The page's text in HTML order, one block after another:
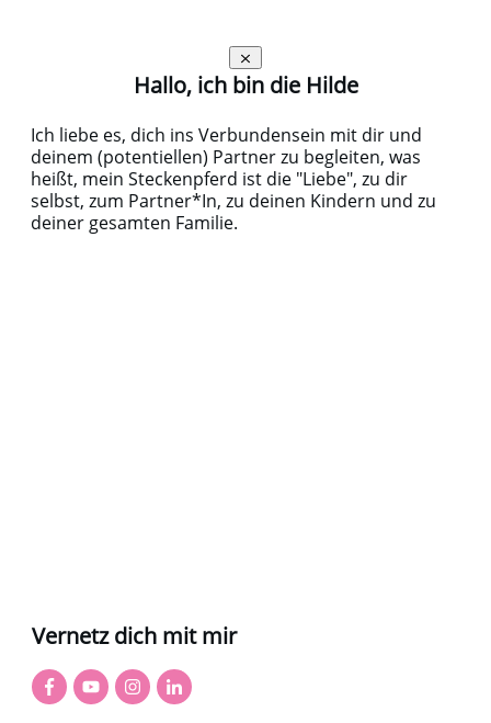
Hallo, ich bin die Hilde
Ich liebe es, dich ins Verbundensein mit dir und
deinem (potentiellen) Partner zu begleiten, was
heißt, mein Steckenpferd ist die "Liebe", zu dir
selbst, zum Partner*In, zu deinen Kindern und zu
deiner gesamten Familie.
Vernetz dich mit mir